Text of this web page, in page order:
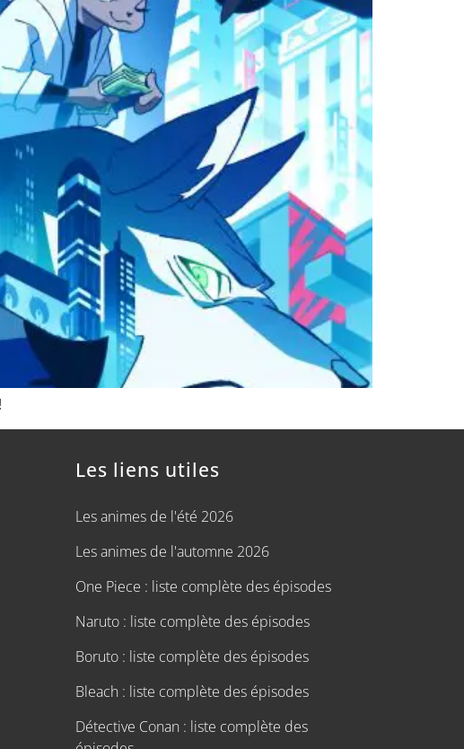
Les liens utiles
Les animes de l'été 2026
Les animes de l'automne 2026
One Piece : liste complète des épisodes
Naruto : liste complète des épisodes
Boruto : liste complète des épisodes
Bleach : liste complète des épisodes
Détective Conan : liste complète des